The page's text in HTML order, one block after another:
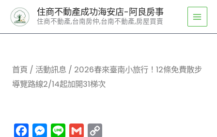
住商不動產成功海安店-阿良房事
住商不動產,台南房仲,台南不動產,房屋買賣
首頁 / 活動訊息 / 2026春來臺南小旅行！12條免費散步
導覽路線2/14起加開31梯次
FacebookMessenger
Line Gmail